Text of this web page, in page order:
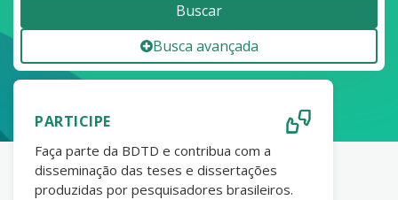
Buscar
Busca avançada
PARTICIPE
Faça parte da BDTD e contribua com a
disseminação das teses e dissertações
produzidas por pesquisadores brasileiros.